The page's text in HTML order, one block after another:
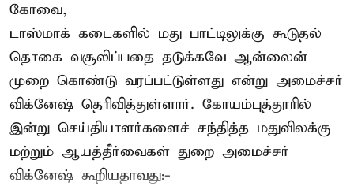
கோவை,
டாஸ்மாக் கடைகளில் மது பாட்டிலுக்கு கூடுதல்
தொகை வசூலிப்பதை தடுக்கவே ஆன்லைன்
முறை கொண்டு வரப்பட்டுள்ளது என்று அமைச்சர்
விக்னேஷ் தெரிவித்துள்ளார். கோயம்புத்தூரில்
இன்று செய்தியாளர்களைச் சந்தித்த மதுவிலக்கு
மற்றும் ஆயத்தீர்வைகள் துறை அமைச்சர்
விக்னேஷ் கூறியதாவது:-